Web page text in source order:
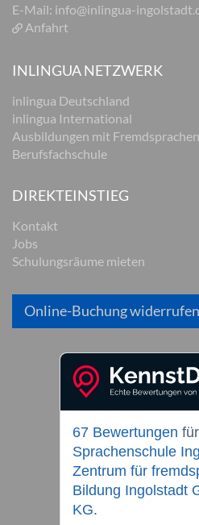
E-Mail: info@inlingua-
Anfahrt
INLINGUA NETZWERK
inlingua Deutschland
inlingua International
Ausbildungen mit
Berufsfachschule
DIREKTEINSTIEG
Kontakt
Jobs
Schulungsräume mieten
Online-Buchung widerrufen
67 Bewertungen für
Sprachenschule
Zentrum für
Bildung Ingolstadt
KG.